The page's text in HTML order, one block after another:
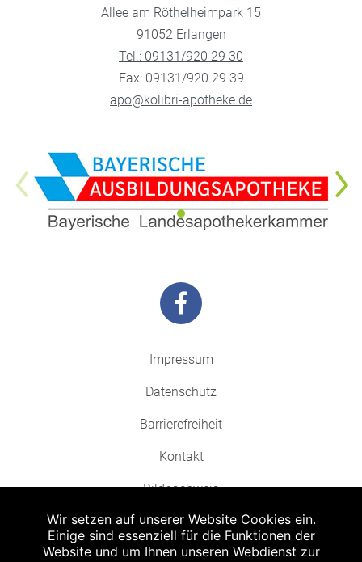
Allee am Röthelheimpark 15
91052 Erlangen
Tel.: 09131/920 29 30
Fax: 09131/920 29 39
apo@kolibri-apotheke.de
Impressum
Datenschutz
Barrierefreiheit
Kontakt
Bildnachweis
Wir setzen auf unserer Website Cookies ein.
Einige sind essenziell für die Funktionen der
Website und um Ihnen unseren Webdienst zur